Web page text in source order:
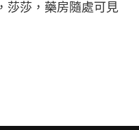
莎莎，藥房隨處可見